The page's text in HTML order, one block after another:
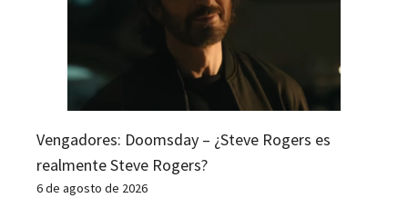
Vengadores: Doomsday – ¿Steve Rogers es
realmente Steve Rogers?
6 de agosto de 2026